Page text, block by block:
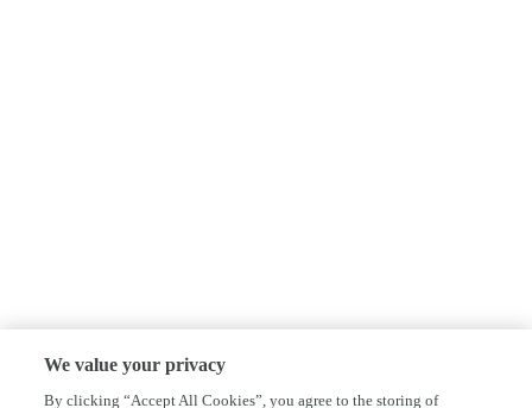
We value your privacy
By clicking “Accept All Cookies”, you agree to the storing of